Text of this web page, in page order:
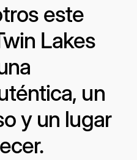
este
Lakes
un
y un lugar